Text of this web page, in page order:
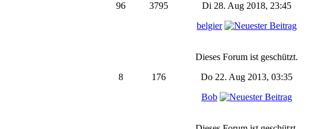
96 3795
Di 28. Aug 2018, 23:45
belgier
8 176
Dieses Forum ist geschützt.
Do 22. Aug 2013, 03:35
Bob